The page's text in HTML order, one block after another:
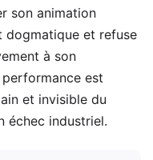
son animation
dogmatique et refuse
à son
est
et invisible du
échec industriel.